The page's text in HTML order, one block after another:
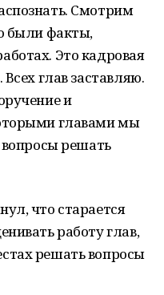
Смотрим
были факты,
Это кадровая
глав заставляю.
и
главами мы
вопросы решать
что старается
работу глав,
решать вопросы